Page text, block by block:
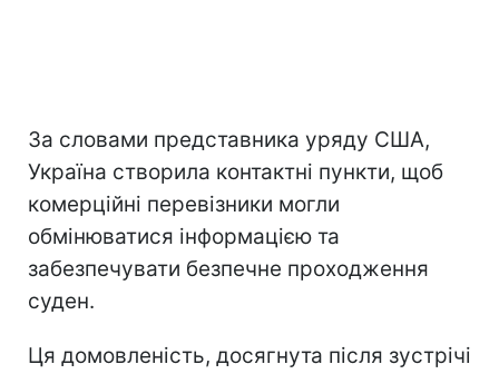
За словами представника уряду США,
Україна створила контактні пункти, щоб
комерційні перевізники могли
обмінюватися інформацією та
забезпечувати безпечне проходження
суден.
Ця домовленість, досягнута після зустрічі